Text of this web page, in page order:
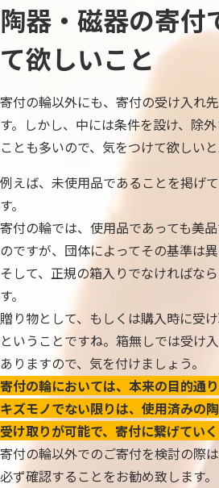
陶器・磁器の寄付
て欲しいこと
寄付の輪以外にも、寄付の受け入れ
す。しかし、中には条件を設け、除
ことも多いので、気をつけて欲しいと
例えば、未使用品であることを掲げ
す。
寄付の輪では、使用品であっても美
のですが、団体によってその基準は異
そして、正規の箱入りでなければな
す。
贈り物として、もしくは購入時に受け
ということですね。箱無しでは受け
ありますので、気を付けましょう。
寄付の輪においては、本来の目的通
キズモノでない限りは、使用済みの
受け取りが可能で、寄付に繋げてい
寄付の輪以外でのご寄付を検討の際
必ず確認することをお勧め致します。